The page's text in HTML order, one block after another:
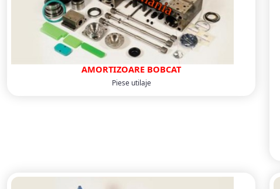
AMORTIZOARE BOBCAT
Piese utilaje